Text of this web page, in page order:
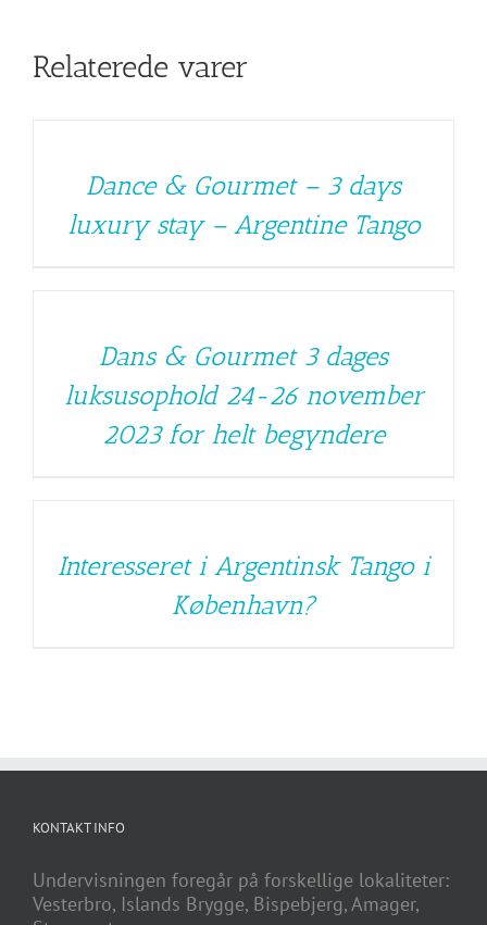
Relaterede varer
Dance & Gourmet – 3 days
luxury stay – Argentine Tango
Dans & Gourmet 3 dages
luksusophold 24-26 november
2023 for helt begyndere
Interesseret i Argentinsk Tango i
København?
KONTAKT INFO
Undervisningen foregår på forskellige lokaliteter:
Vesterbro, Islands Brygge, Bispebjerg, Amager,